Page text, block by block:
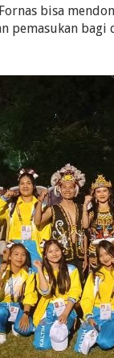
bisa
pemasukan bagi